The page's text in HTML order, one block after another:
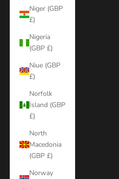
Niger (GBP
£)
Nigeria
(GBP £)
Niue (GBP
£)
Norfolk
Island (GBP
£)
North
Macedonia
(GBP £)
Norway